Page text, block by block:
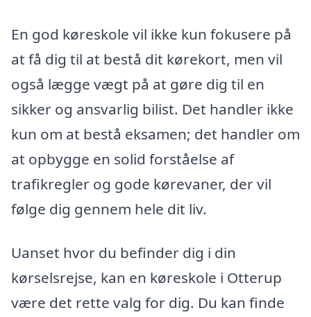
En god køreskole vil ikke kun fokusere på
at få dig til at bestå dit kørekort, men vil
også lægge vægt på at gøre dig til en
sikker og ansvarlig bilist. Det handler ikke
kun om at bestå eksamen; det handler om
at opbygge en solid forståelse af
trafikregler og gode kørevaner, der vil
følge dig gennem hele dit liv.
Uanset hvor du befinder dig i din
kørselsrejse, kan en køreskole i Otterup
være det rette valg for dig. Du kan finde